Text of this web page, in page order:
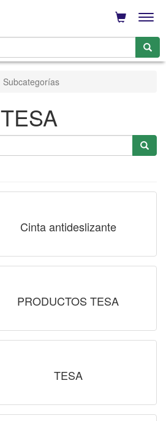
Subcategorías
TESA
Cinta antideslizante
PRODUCTOS TESA
TESA